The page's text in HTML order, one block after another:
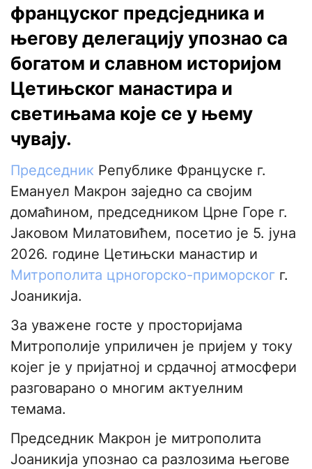
француског предсједника и
његову делегацију упознао са
богатом и славном историјом
Цетињског манастира и
светињама које се у њему
чувају.
Председник Републике Француске г.
Емануел Макрон заједно са својим
домаћином, председником Црне Горе г.
Јаковом Милатовићем, посетиo je 5. јуна
2026. године Цетињски манастир и
Митрополита црногорско-приморског г.
Јоаникија.
За уважене госте у просторијама
Митрополије уприличен је пријем у току
којег је у пријатној и срдачној атмосфери
разговарано о многим актуелним
темама.
Председник Макрон је митрополита
Јоаникија упознао са разлозима његове